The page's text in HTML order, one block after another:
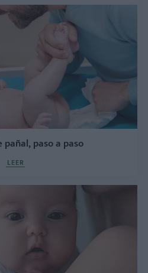
pañal, paso a paso
LEER